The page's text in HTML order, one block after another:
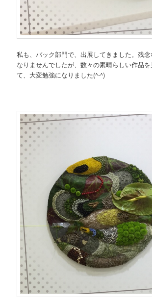
私も、バック部門で、出展してきました。残
なりませんでしたが、数々の素晴らしい作品
て、大変勉強になりました(^-^)